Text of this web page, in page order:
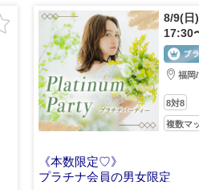
8/9(日)
17:30
福岡
8対8
複数マ
《本数限定♡》
プラチナ会員の男女限定